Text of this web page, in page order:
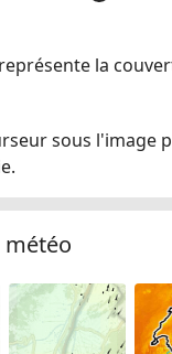
la
sous l'image